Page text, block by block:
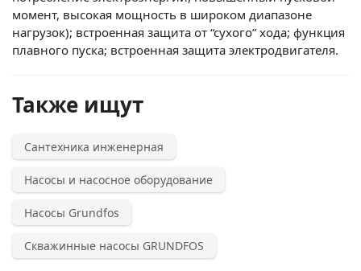
момент, высокая мощность в широком диапазоне
нагрузок); встроенная защита от “сухого” хода; функция
плавного пуска; встроенная защита электродвигателя.
Также ищут
Сантехника инженерная
Насосы и насосное оборудование
Насосы Grundfos
Скважинные насосы GRUNDFOS